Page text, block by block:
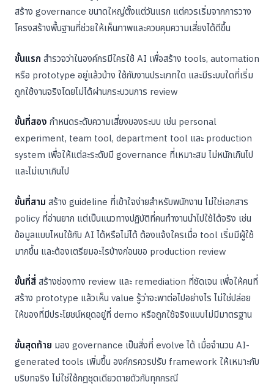
สร้าง governance ขนาดใหญ่ตั้งแต่วันแรก แต่ควรเริ่มจากการวาง
โครงสร้างพื้นฐานที่ช่วยให้เห็นภาพและควบคุมความเสี่ยงได้ดีขึ้น
ขั้นแรก สำรวจว่าในองค์กรมีใครใช้ AI เพื่อสร้าง tools, automation
หรือ prototype อยู่แล้วบ้าง ใช้กับงานประเภทใด และมีระบบใดที่เริ่ม
ถูกใช้งานจริงโดยไม่ได้ผ่านกระบวนการ review
ขั้นที่สอง กำหนดระดับความเสี่ยงของระบบ เช่น personal
experiment, team tool, department tool และ production
system เพื่อให้แต่ละระดับมี governance ที่เหมาะสม ไม่หนักเกินไป
และไม่เบาเกินไป
ขั้นที่สาม สร้าง guideline ที่เข้าใจง่ายสำหรับพนักงาน ไม่ใช่เอกสาร
policy ที่อ่านยาก แต่เป็นแนวทางปฏิบัติที่คนทำงานนำไปใช้ได้จริง เช่น
ข้อมูลแบบไหนใช้กับ AI ได้หรือไม่ได้ ต้องแจ้งใครเมื่อ tool เริ่มมีผู้ใช้
มากขึ้น และต้องเตรียมอะไรบ้างก่อนขอ production review
ขั้นที่สี่ สร้างช่องทาง review และ remediation ที่ชัดเจน เพื่อให้คนที่
สร้าง prototype แล้วเห็น value รู้ว่าจะพาต่อไปอย่างไร ไม่ใช่ปล่อย
ให้ของที่มีประโยชน์หยุดอยู่ที่ demo หรือถูกใช้จริงแบบไม่มีมาตรฐาน
ขั้นสุดท้าย มอง governance เป็นสิ่งที่ evolve ได้ เมื่อจำนวน AI-
generated tools เพิ่มขึ้น องค์กรควรปรับ framework ให้เหมาะกับ
บริบทจริง ไม่ใช่ใช้กฎชุดเดียวตายตัวกับทุกกรณี